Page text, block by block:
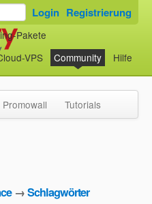
Pakete
VPS Community Hilfe
Login Registrierung
Promowall Tutorials
→Schlagwörter